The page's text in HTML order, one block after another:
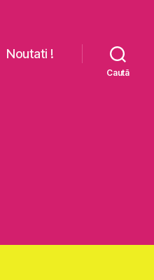
Noutati !
Caută